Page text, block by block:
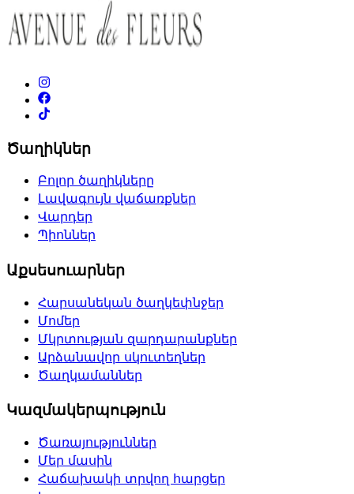
Ծաղիկներ
Բոլոր ծաղիկները
Լավագույն վաճառքներ
Վարդեր
Պիոններ
Աքսեսուարներ
Հարսանեկան ծաղկեփնջեր
Մոմեր
Մկրտության զարդարանքներ
Արձանավոր սկուտեղներ
Ծաղկամաններ
Կազմակերպություն
Ծառայություններ
Մեր մասին
Հաճախակի տրվող հարցեր